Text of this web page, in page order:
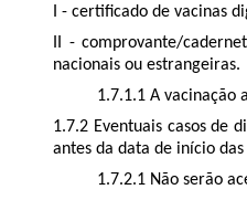
I - certificado de vacinas
II - comprovante/
nacionais ou estrangeiras.
​1.7.1.1 A vacinação
1.7.2 Eventuais casos de
antes da data de início
1.7.2.1 Não serão